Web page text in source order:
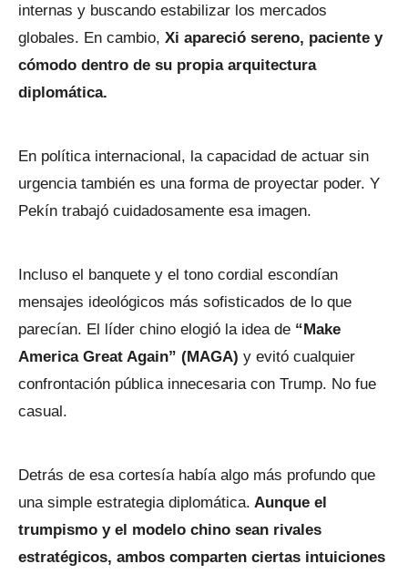
internas y buscando estabilizar los mercados
globales. En cambio, Xi apareció sereno, paciente y
cómodo dentro de su propia arquitectura
diplomática.
En política internacional, la capacidad de actuar sin
urgencia también es una forma de proyectar poder. Y
Pekín trabajó cuidadosamente esa imagen.
Incluso el banquete y el tono cordial escondían
mensajes ideológicos más sofisticados de lo que
parecían. El líder chino elogió la idea de “Make
America Great Again” (MAGA) y evitó cualquier
confrontación pública innecesaria con Trump. No fue
casual.
Detrás de esa cortesía había algo más profundo que
una simple estrategia diplomática. Aunque el
trumpismo y el modelo chino sean rivales
estratégicos, ambos comparten ciertas intuiciones